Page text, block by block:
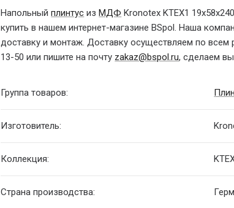
Напольныйплинтус изМДФ Kronotex KTEX1
купить в нашем интернет-магазине BSpol. Наша
доставку и монтаж. Доставку осуществляем по всем
13-50 или пишите на почту zakaz@bspol.ru, сделаем
Группа товаров:
Изготовитель:
Коллекция:
Страна производства: